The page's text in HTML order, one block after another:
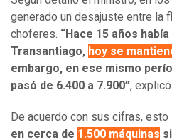
generado un desajuste entre la
choferes. “Hace 15 años
Transantiago, hoy se
embargo, en ese mismo
pasó de 6.400 a 7.900”, explicó.
De acuerdo con sus cifras, esto
en cerca de 1.500 máquinas